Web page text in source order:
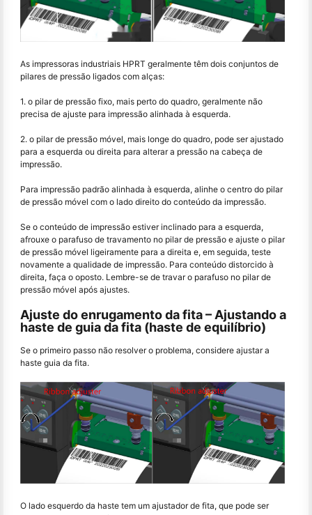
As impressoras industriais HPRT geralmente têm dois conjuntos de
pilares de pressão ligados com alças:
1. o pilar de pressão fixo, mais perto do quadro, geralmente não
precisa de ajuste para impressão alinhada à esquerda.
2. o pilar de pressão móvel, mais longe do quadro, pode ser ajustado
para a esquerda ou direita para alterar a pressão na cabeça de
impressão.
Para impressão padrão alinhada à esquerda, alinhe o centro do pilar
de pressão móvel com o lado direito do conteúdo da impressão.
Se o conteúdo de impressão estiver inclinado para a esquerda,
afrouxe o parafuso de travamento no pilar de pressão e ajuste o pilar
de pressão móvel ligeiramente para a direita e, em seguida, teste
novamente a qualidade de impressão. Para conteúdo distorcido à
direita, faça o oposto. Lembre-se de travar o parafuso no pilar de
pressão móvel após ajustes.
Ajuste do enrugamento da fita – Ajustando a
haste de guia da fita (haste de equilíbrio)
Se o primeiro passo não resolver o problema, considere ajustar a
haste guia da fita.
O lado esquerdo da haste tem um ajustador de fita, que pode ser